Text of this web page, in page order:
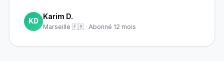
KD
Karim D.
Marseille 🇫🇷 · Abonné 12 mois